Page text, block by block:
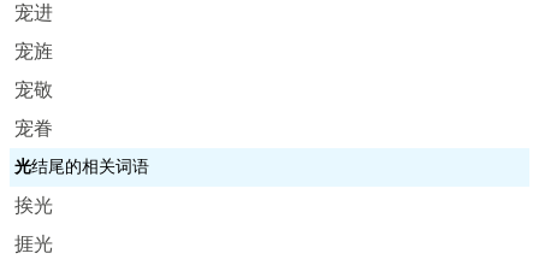
宠进
宠旌
宠敬
宠眷
光结尾的相关词语
挨光
捱光